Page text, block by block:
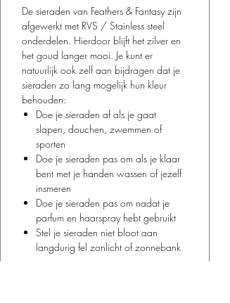
De sieraden van Feathers & Fantasy zijn
afgewerkt met RVS / Stainless steel
onderdelen. Hierdoor blijft het zilver en
het goud langer mooi. Je kunt er
natuurlijk ook zelf aan bijdragen dat je
sieraden zo lang mogelijk hun kleur
behouden:
Doe je sieraden af als je gaat
slapen, douchen, zwemmen of
sporten
Doe je sieraden pas om als je klaar
bent met je handen wassen of jezelf
insmeren
Doe je sieraden pas om nadat je
parfum en haarspray hebt gebruikt
Stel je sieraden niet bloot aan
langdurig fel zonlicht of zonnebank